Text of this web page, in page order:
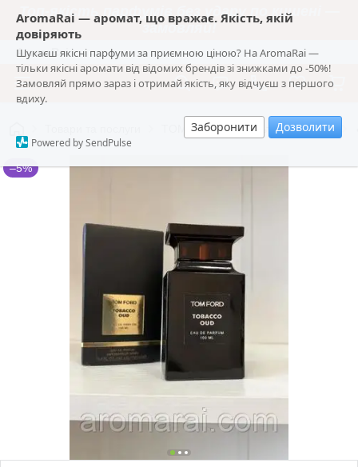
AromaRai — аромат, що вражає. Якість, якій
довіряють
Шукаєш якісні парфуми за приємною ціною? На AromaRai —
тільки якісні аромати від відомих брендів зі знижками до -50%!
Замовляй прямо зараз і отримай якість, яку відчуєш з першого
вдиху.
Заборонити Дозволити
Powered by SendPulse
Топ-якість парфумів без удару по кишені —
замовляй!
AromaRai
TOM FORD ® | Культові Аромати
–5%